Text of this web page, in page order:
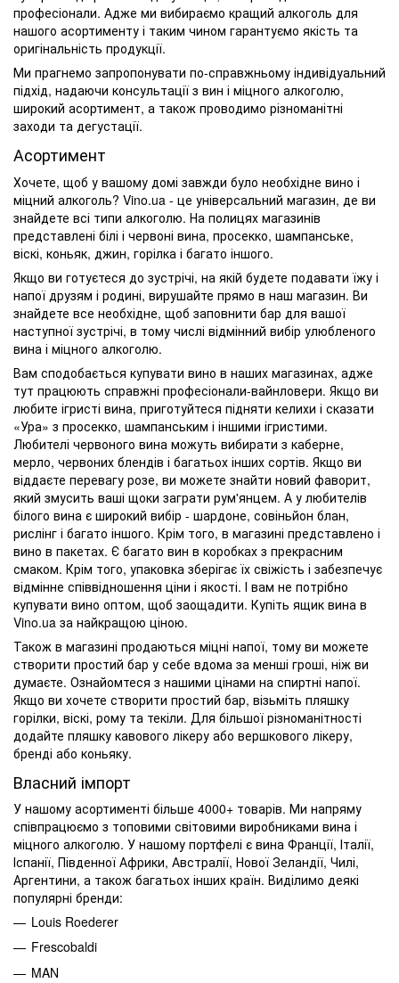
професіонали. Адже ми вибираємо кращий алкоголь для
нашого асортименту і таким чином гарантуємо якість та
оригінальність продукції.
Ми прагнемо запропонувати по-справжньому індивідуальний
підхід, надаючи консультації з вин і міцного алкоголю,
широкий асортимент, а також проводимо різноманітні
заходи та дегустації.
Асортимент
Хочете, щоб у вашому домі завжди було необхідне вино і
міцний алкоголь? Vino.ua - це універсальний магазин, де ви
знайдете всі типи алкоголю. На полицях магазинів
представлені білі і червоні вина, просекко, шампанське,
віскі, коньяк, джин, горілка і багато іншого.
Якщо ви готуєтеся до зустрічі, на якій будете подавати їжу і
напої друзям і родині, вирушайте прямо в наш магазин. Ви
знайдете все необхідне, щоб заповнити бар для вашої
наступної зустрічі, в тому числі відмінний вибір улюбленого
вина і міцного алкоголю.
Вам сподобається купувати вино в наших магазинах, адже
тут працюють справжні професіонали-вайнловери. Якщо ви
любите ігристі вина, приготуйтеся підняти келихи і сказати
«Ура» з просекко, шампанським і іншими ігристими.
Любителі червоного вина можуть вибирати з каберне,
мерло, червоних блендів і багатьох інших сортів. Якщо ви
віддаєте перевагу розе, ви можете знайти новий фаворит,
який змусить ваші щоки заграти рум'янцем. А у любителів
білого вина є широкий вибір - шардоне, совіньйон блан,
рислінг і багато іншого. Крім того, в магазині представлено і
вино в пакетах. Є багато вин в коробках з прекрасним
смаком. Крім того, упаковка зберігає їх свіжість і забезпечує
відмінне співвідношення ціни і якості. І вам не потрібно
купувати вино оптом, щоб заощадити. Купіть ящик вина в
Vino.ua за найкращою ціною.
Також в магазині продаються міцні напої, тому ви можете
створити простий бар у себе вдома за менші гроші, ніж ви
думаєте. Ознайомтеся з нашими цінами на спиртні напої.
Якщо ви хочете створити простий бар, візьміть пляшку
горілки, віскі, рому та текіли. Для більшої різноманітності
додайте пляшку кавового лікеру або вершкового лікеру,
бренді або коньяку.
Власний імпорт
У нашому асортименті більше 4000+ товарів. Ми напряму
співпрацюємо з топовими світовими виробниками вина і
міцного алкоголю. У нашому портфелі є вина Франції, Італії,
Іспанії, Південної Африки, Австралії, Нової Зеландії, Чилі,
Аргентини, а також багатьох інших країн. Виділимо деякі
популярні бренди:
Louis Roederer
Frescobaldi
MAN